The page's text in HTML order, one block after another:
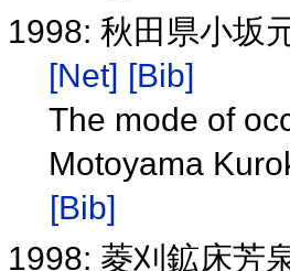
1998: 秋田県小坂
[Net] [Bib]
The mode of
Motoyama
[Bib]
1998: 菱刈鉱床芳